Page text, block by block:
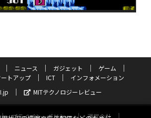
ニュース ガジェット
ゲーム
ートアップ ICT
インフォメーション
MITテクノロジーレビュー
プライバシーポリシー
運営会社